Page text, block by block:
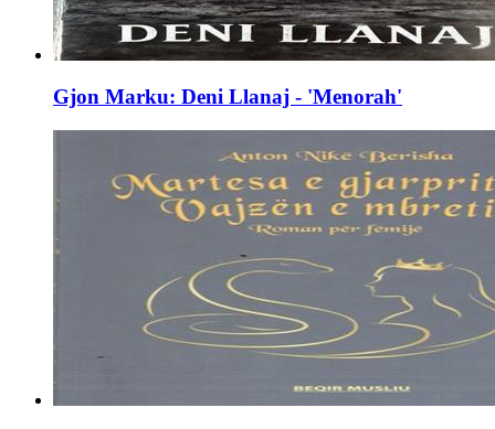
Gjon Marku: Deni Llanaj - 'Menorah'